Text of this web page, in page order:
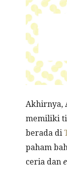
Akhirnya,
memiliki
berada di
paham
ceria dan